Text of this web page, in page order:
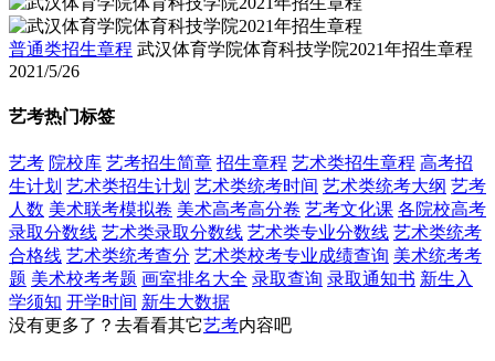
普通类招生章程 武汉体育学院体育科技学院2021年招生章程
2021/5/26
艺考热门标签
艺考 院校库 艺考招生简章 招生章程 艺术类招生章程 高考招
生计划 艺术类招生计划 艺术类统考时间 艺术类统考大纲 艺考
人数 美术联考模拟卷 美术高考高分卷 艺考文化课 各院校高考
录取分数线 艺术类录取分数线 艺术类专业分数线 艺术类统考
合格线 艺术类统考查分 艺术类校考专业成绩查询 美术统考考
题 美术校考考题 画室排名大全 录取查询 录取通知书 新生入
学须知 开学时间 新生大数据
没有更多了？去看看其它艺考内容吧